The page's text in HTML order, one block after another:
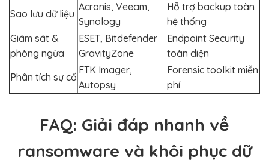
Sao lưu dữ liệu
Acronis, Veeam,
Synology
Hỗ trợ backup toàn
hệ thống
Giám sát &
phòng ngừa
ESET, Bitdefender
GravityZone
Endpoint Security
toàn diện
Phân tích sự cố
FTK Imager,
Autopsy
Forensic toolkit miễn
phí
FAQ: Giải đáp nhanh về
ransomware và khôi phục dữ